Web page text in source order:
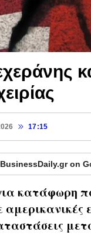
17:15
on
κατάφωρη